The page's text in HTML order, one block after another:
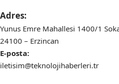
Adres:
Yunus Emre Mahallesi 1400/1
24100 – Erzincan
E-posta:
iletisim@teknolojihaberleri.tr